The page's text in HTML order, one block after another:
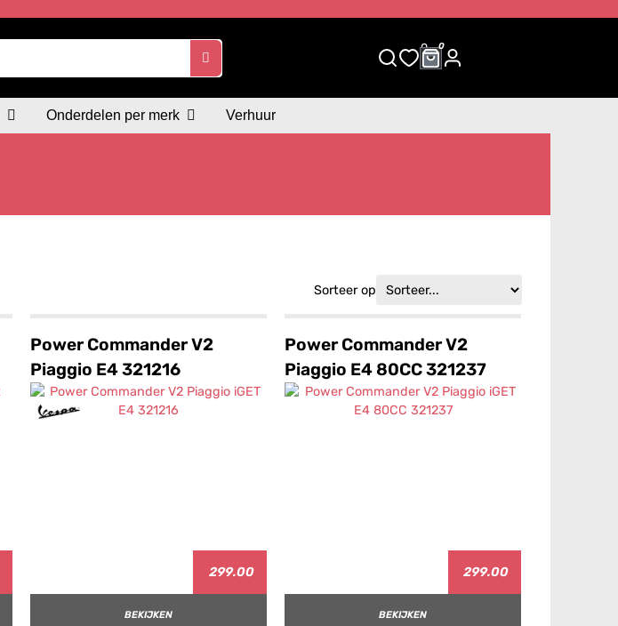
0 0
Onderdelen per merk Verhuur
Sorteer op
Power Commander V2
Piaggio E4 321216
299.00
BEKIJKEN
Power Commander V2
Piaggio E4 80CC 321237
299.00
BEKIJKEN